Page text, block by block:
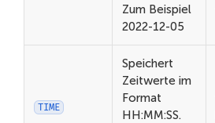
Zum Beispiel
2022-12-05
TIME
Speichert
Zeitwerte im
Format
HH:MM:SS.